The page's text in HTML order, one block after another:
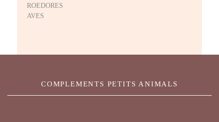
ROEDORES
AVES
COMPLEMENTS PETITS ANIMALS